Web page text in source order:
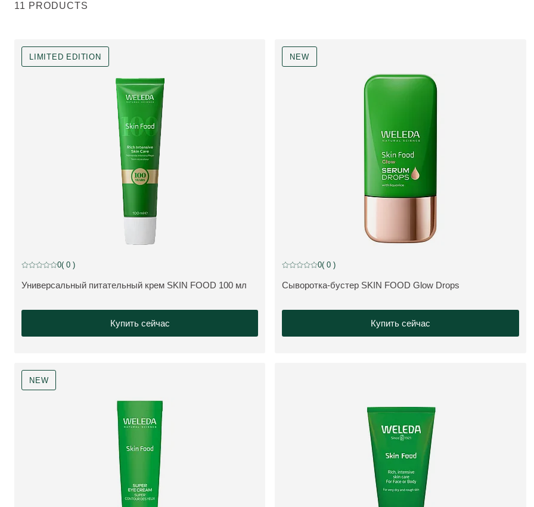
11 PRODUCTS
LIMITED EDITION
Limited Edition
ПОДРОБНЕЕ:
Универсальный питательный крем SKIN FOOD 100 мл
Current rating: 0 out of 5 stars rated by 0 customers
0( 0 )
Купить сейчас
NEW
NEW
ПОДРОБНЕЕ:
Сыворотка-бустер SKIN FOOD Glow Drops
Current rating: 0 out of 5 stars rated by 0 customers
0( 0 )
Купить сейчас
NEW